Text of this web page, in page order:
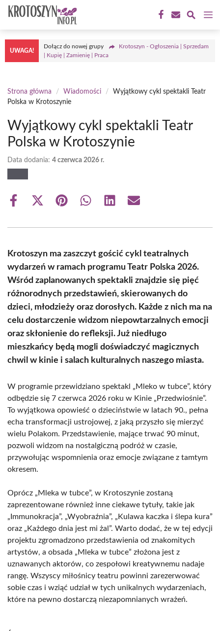
Przejdź
treści
UWAGA!
Dołącz do nowej grupy
Krotoszyn - Ogłoszenia | Sprzedam
| Kupię | Zamienię | Praca
Strona główna / Wiadomości /
Wyjątkowy cykl spektakli Teatr
Polska w Krotoszynie
Wyjątkowy cykl spektakli Teatr
Polska w Krotoszynie
Data dodania: 4 czerwca 2026 r.
Share
Share
(Twitter)
Share Share Share Share
Krotoszyn ma zaszczyt gościć cykl teatralnych
wydarzeń w ramach programu Teatr Polska 2026.
Wśród zaplanowanych spektakli znajdzie się pięć
różnorodnych przedstawień, skierowanych do
dzieci, młodzieży oraz dorosłych. Każde z nich ma na
celu dostarczenie widzom niepowtarzalnych emocji
oraz skłonienie do refleksji. Już niedługo
mieszkańcy będą mogli doświadczyć magicznych
chwil w kinie i salach kulturalnych naszego miasta.
W programie przewidziano spektakl „Mleko w tubce”, który
odbędzie się 7 czerwca 2026 roku w Kinie „Przedwiośnie”.
To wyjątkowa opowieść o dzieciństwie w latach 90., pełna
echa transformacji ustrojowej, z jaką przyszło się mierzyć
wielu Polakom. Przedstawienie, mające trwać 90 minut,
pozwoli widzom na nostalgiczną podróż w czasie,
przywołując wspomnienia oraz emocje związane z tamtym
okresem.
Oprócz „Mleka w tubce”, w Krotoszynie zostaną
zaprezentowane również inne ciekawe tytuły, takie jak
„Immunokracja”, „Wyobraźnia”, „Kulawa kaczka i ślepa kura”
oraz „Każdego dnia jest mi żal”. Warto dodać, że w tej edycji
projektu zgromadzono przedstawienia od znakomitych
artystów, a obsada „Mleka w tubce” złożona jest z
uznawanych aktorów, co zespołowi kreatywnemu nadaje
rangę. Wszyscy miłośnicy teatru powinni zarezerwować
sobie czas i wziąć udział w tych unikalnych wydarzeniach,
które na pewno dostarczą niezapomnianych wrażeń.